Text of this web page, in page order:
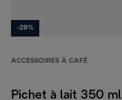
-29%
ACCESSOIRES À CAFÉ
Pichet à lait 350 ml